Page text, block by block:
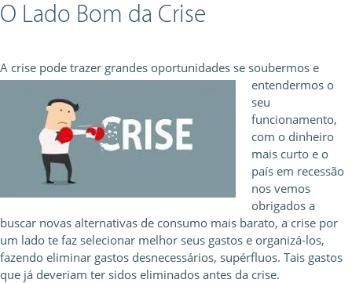
O Lado Bom da Crise
A crise pode trazer grandes oportunidades se soubermos e
entendermos o
seu
funcionamento,
com o dinheiro
mais curto e o
país em recessão
nos vemos
obrigados a
buscar novas alternativas de consumo mais barato, a crise por
um lado te faz selecionar melhor seus gastos e organizá-los,
fazendo eliminar gastos desnecessários, supérfluos. Tais gastos
que já deveriam ter sidos eliminados antes da crise.